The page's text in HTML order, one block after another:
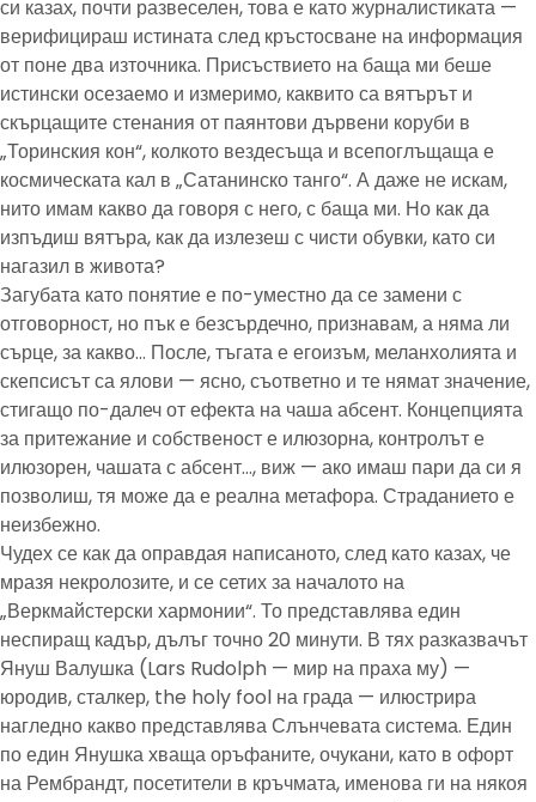
си казах, почти развеселен, това е като журналистиката —
верифицираш истината след кръстосване на информация
от поне два източника. Присъствието на баща ми беше
истински осезаемо и измеримо, каквито са вятърът и
скърцащите стенания от паянтови дървени коруби в
„Торинския кон“, колкото вездесъща и всепоглъщаща е
космическата кал в „Сатанинско танго“. А даже не искам,
нито имам какво да говоря с него, с баща ми. Но как да
изпъдиш вятъра, как да излезеш с чисти обувки, като си
нагазил в живота?
Загубата като понятие е по-уместно да се замени с
отговорност, но пък е безсърдечно, признавам, а няма ли
сърце, за какво… После, тъгата е егоизъм, меланхолията и
скепсисът са ялови — ясно, съответно и те нямат значение,
стигащо по-далеч от ефекта на чаша абсент. Концепцията
за притежание и собственост е илюзорна, контролът е
илюзорен, чашата с абсент…, виж — ако имаш пари да си я
позволиш, тя може да е реална метафора. Страданието е
неизбежно.
Чудех се как да оправдая написаното, след като казах, че
мразя некролозите, и се сетих за началото на
„Веркмайстерски хармонии“. То представлява един
неспиращ кадър, дълъг точно 20 минути. В тях разказвачът
Януш Валушка (Lars Rudolph — мир на праха му) —
юродив, сталкер, the holy fool на града — илюстрира
нагледно какво представлява Слънчевата система. Един
по един Янушка хваща оръфаните, очукани, като в офорт
на Рембрандт, посетители в кръчмата, именова ги на някоя